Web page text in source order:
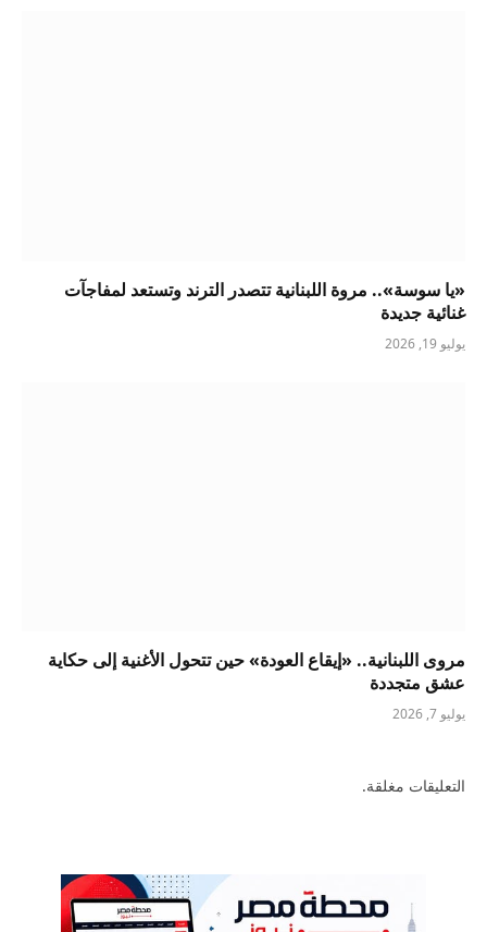
«يا سوسة».. مروة اللبنانية تتصدر الترند وتستعد لمفاجآت
غنائية جديدة
يوليو 19, 2026
مروى اللبنانية.. «إيقاع العودة» حين تتحول الأغنية إلى حكاية
عشق متجددة
يوليو 7, 2026
التعليقات مغلقة.